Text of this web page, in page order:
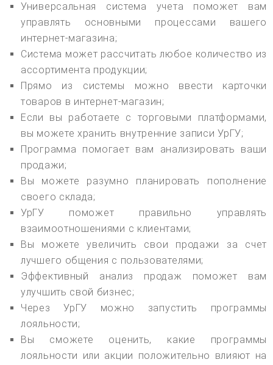
Универсальная система учета поможет вам
управлять основными процессами вашего
интернет-магазина;
Система может рассчитать любое количество из
ассортимента продукции;
Прямо из системы можно ввести карточки
товаров в интернет-магазин;
Если вы работаете с торговыми платформами,
вы можете хранить внутренние записи УрГУ;
Программа помогает вам анализировать ваши
продажи;
Вы можете разумно планировать пополнение
своего склада;
УрГУ поможет правильно управлять
взаимоотношениями с клиентами;
Вы можете увеличить свои продажи за счет
лучшего общения с пользователями;
Эффективный анализ продаж поможет вам
улучшить свой бизнес;
Через УрГУ можно запустить программы
лояльности;
Вы сможете оценить, какие программы
лояльности или акции положительно влияют на